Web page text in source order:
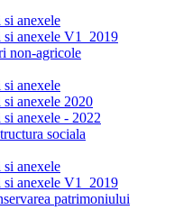
anexele
anexele V1_2019
non-agricole
anexele
anexele 2020
anexele - 2022
sociala
anexele
anexele V1_2019
patrimoniului